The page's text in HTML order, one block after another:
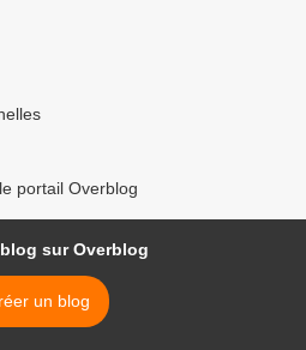
portail Overblog
sur Overblog
un blog